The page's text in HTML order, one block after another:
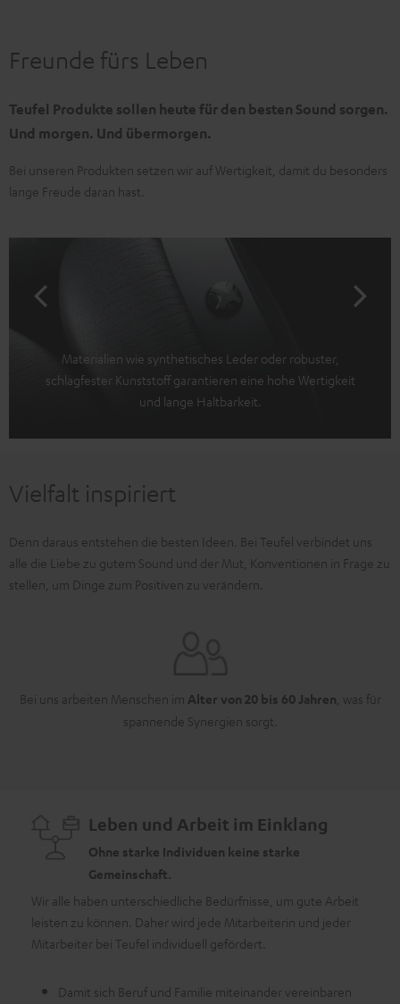
Freunde fürs Leben
Teufel Produkte sollen heute für den besten Sound sorgen.
Und morgen. Und übermorgen.
Bei unseren Produkten setzen wir auf Wertigkeit, damit du besonders
lange Freude daran hast.
Materialien wie synthetisches Leder oder robuster,
schlagfester Kunststoff garantieren eine hohe Wertigkeit
und lange Haltbarkeit.
Vielfalt inspiriert
Denn daraus entstehen die besten Ideen. Bei Teufel verbindet uns
alle die Liebe zu gutem Sound und der Mut, Konventionen in Frage zu
stellen, um Dinge zum Positiven zu verändern.
Bei uns arbeiten Menschen im Alter von 20 bis 60 Jahren , was für
spannende Synergien sorgt.
Leben und Arbeit im Einklang
Ohne starke Individuen keine starke
Gemeinschaft.
Wir alle haben unterschiedliche Bedürfnisse, um gute Arbeit
leisten zu können. Daher wird jede Mitarbeiterin und jeder
Mitarbeiter bei Teufel individuell gefördert.
Damit sich Beruf und Familie miteinander vereinbaren